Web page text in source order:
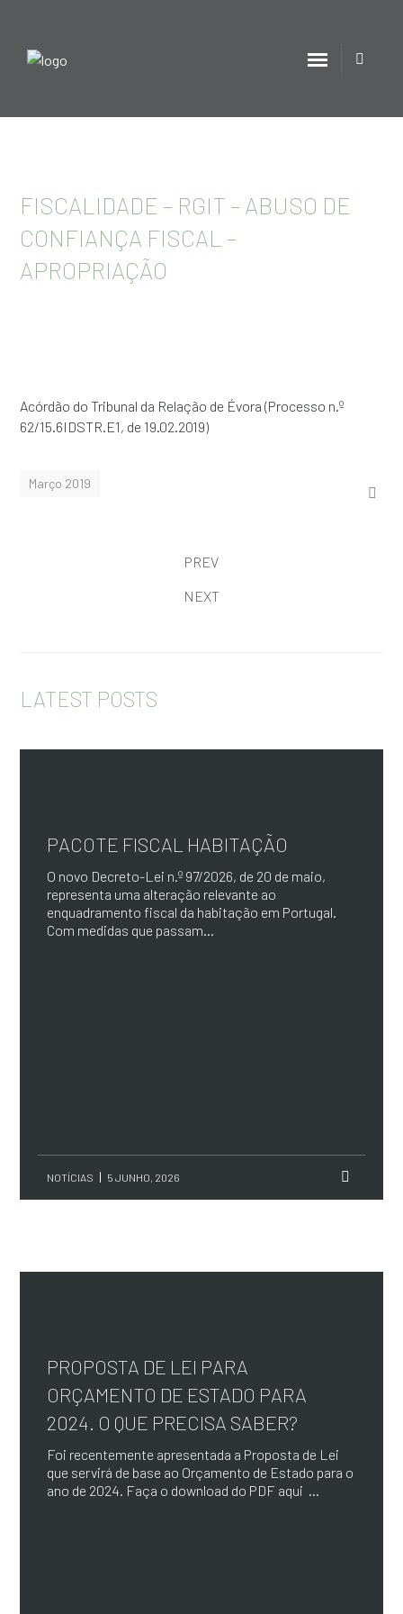
FISCALIDADE – RGIT – ABUSO DE
CONFIANÇA FISCAL –
APROPRIAÇÃO
Acórdão do Tribunal da Relação de Évora (Processo n.º
62/15.6IDSTR.E1, de 19.02.2019)
Março 2019
PREV
NEXT
LATEST POSTS
PACOTE FISCAL HABITAÇÃO
O novo Decreto-Lei n.º 97/2026, de 20 de maio,
representa uma alteração relevante ao
enquadramento fiscal da habitação em Portugal.
Com medidas que passam...
NOTÍCIAS 5 JUNHO, 2026
PROPOSTA DE LEI PARA
ORÇAMENTO DE ESTADO PARA
2024. O QUE PRECISA SABER?
Foi recentemente apresentada a Proposta de Lei
que servirá de base ao Orçamento de Estado para o
ano de 2024. Faça o download do PDF aqui ...